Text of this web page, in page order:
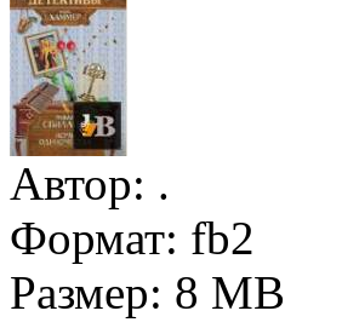
Автор: .
Формат: fb2
Размер: 8 MB